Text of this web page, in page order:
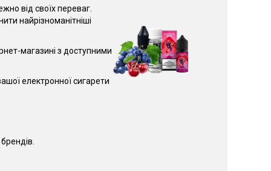
від своїх переваг.
найрізноманітніші
магазині з доступними
електронної сигарети